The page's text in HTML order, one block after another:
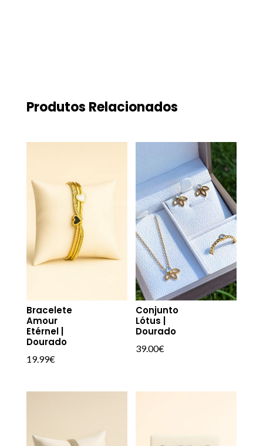
Produtos Relacionados
Bracelete
Amour
Etérnel |
Dourado
19.99€
Conjunto
Lótus |
Dourado
39.00€